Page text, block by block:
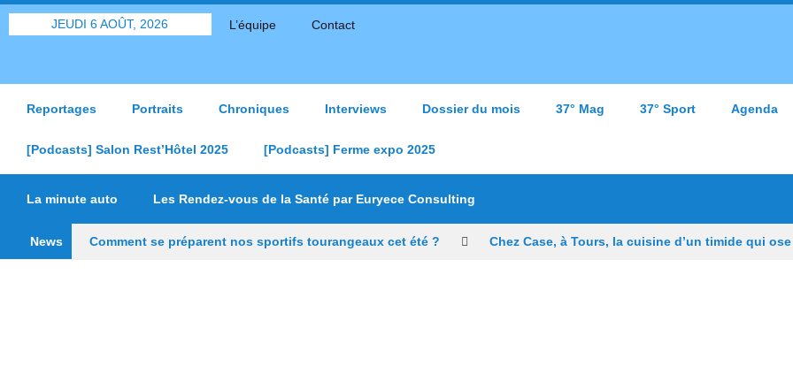
JEUDI 6 AOÛT, 2026 L’équipe Contact
Reportages Portraits Chroniques Interviews Dossier du mois 37° Mag 37° Sport Agenda
[Podcasts] Salon Rest’Hôtel 2025 [Podcasts] Ferme expo 2025
La minute auto Les Rendez-vous de la Santé par Euryece Consulting
News Comment se préparent nos sportifs tourangeaux cet été ? Chez Case, à Tours, la cuisine d’un timide qui ose